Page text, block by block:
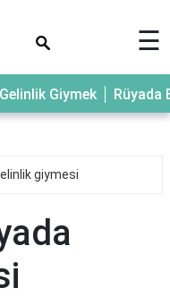
☰
Giymek Rüyada
giymesi